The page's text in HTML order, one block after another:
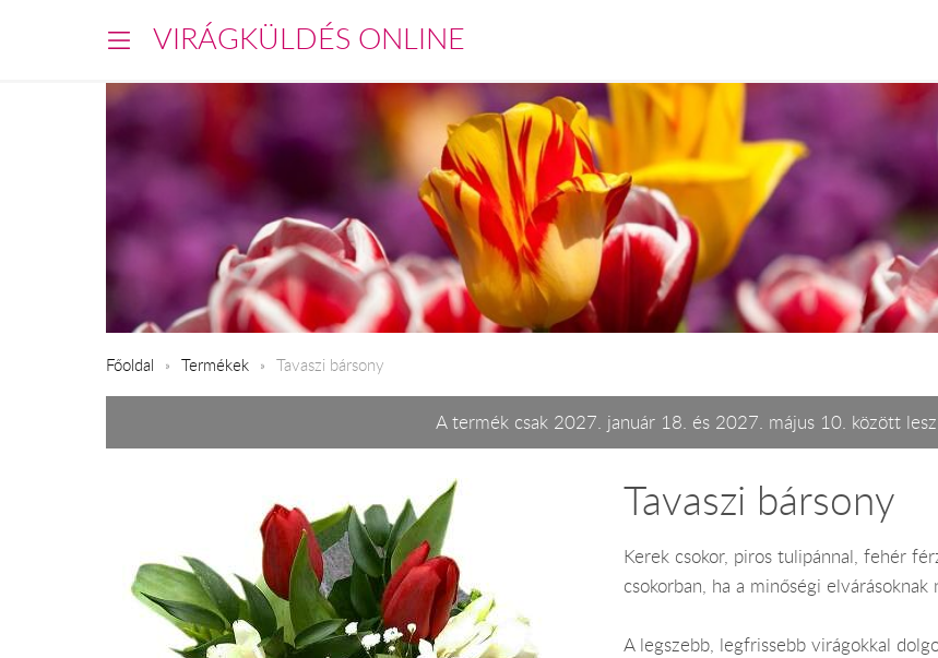
VIRÁGKÜLDÉS ONLINE
Főoldal Termékek Tavaszi bársony
A termék csak 2027. január 18. és 2027. május 10. között
Tavaszi bársony
Kerek csokor, piros tulipánnal, fehér
csokorban, ha a minőségi
A legszebb, legfrissebb virágokkal